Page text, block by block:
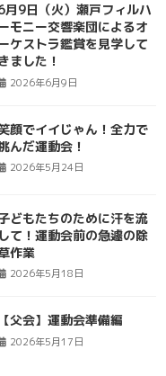
月9日（火）瀬戸フィルハ
モニー交響楽団によるオ
ケストラ鑑賞を見学して
ました！
2026年6月9日
顔でイイじゃん！全力で
んだ運動会！
2026年5月24日
どもたちのために汗を流
して！運動会前の急遽の除
作業
2026年5月18日
【父会】運動会準備編
2026年5月17日